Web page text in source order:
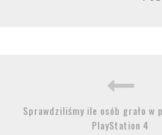
Sprawdziliśmy ile osób grało w
PlayStation 4